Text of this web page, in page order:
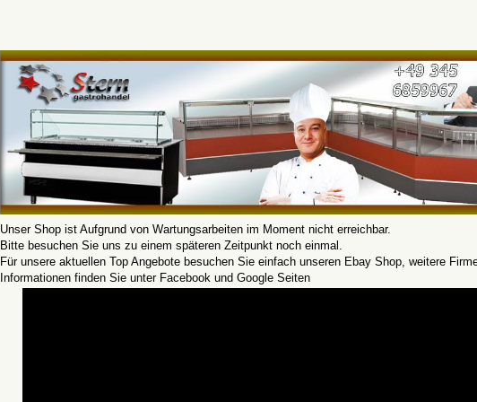
Unser Shop ist Aufgrund von Wartungsarbeiten im Moment nicht erreichbar.
Bitte besuchen Sie uns zu einem späteren Zeitpunkt noch einmal.
Für unsere aktuellen Top Angebote besuchen Sie einfach unseren Ebay Shop, weitere
Informationen finden Sie unter Facebook und Google Seiten